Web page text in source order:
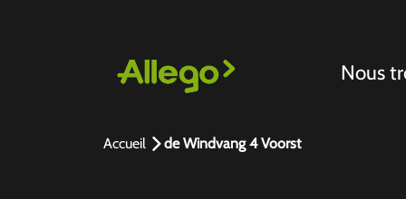
Nous
Accueil de Windvang 4 Voorst